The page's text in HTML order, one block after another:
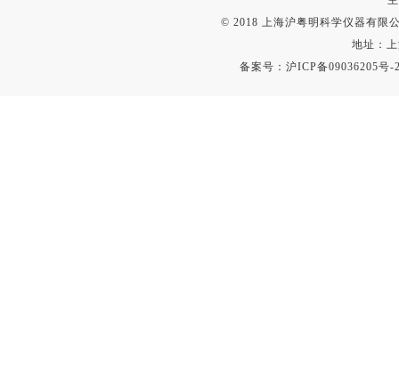
© 2018 上海沪粤明科学仪器有限
地址：
备案号：沪ICP备09036205号-